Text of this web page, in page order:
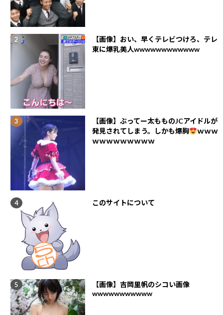
【画像】おい、早くテレビつけろ、テレ
東に爆乳美人wwwwwwwwwwww
【画像】ぶってー太もものJCアイドルが
発見されてしまう。しかも爆胸
ｗｗｗ
ｗｗｗｗｗｗｗｗｗ
このサイトについて
【画像】吉岡里帆のシコい画像
wwwwwwwwwww